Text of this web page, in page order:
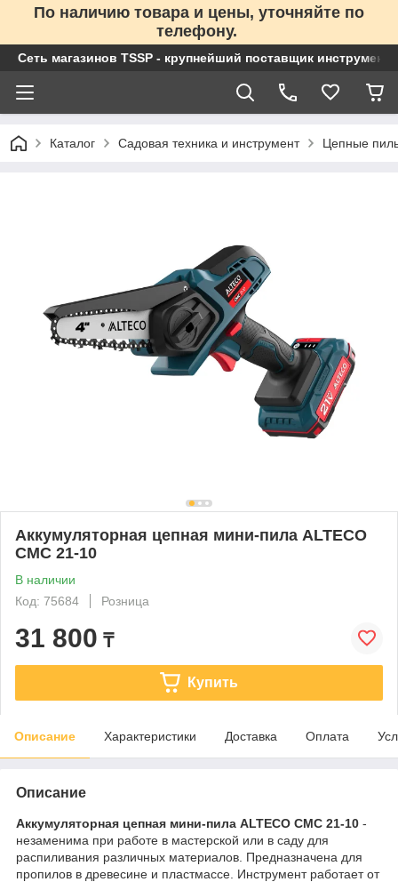
По наличию товара и цены, уточняйте по
телефону.
Сеть магазинов TSSP - крупнейший поставщик
Каталог Садовая техника и инструмент Цепные
Аккумуляторная цепная мини-пила ALTECO
CMC 21-10
В наличии
Код: 75684
Розница
31 800 ₸
Купить
Описание Характеристики Доставка Оплата
Описание
Аккумуляторная цепная мини-пила ALTECO CMC 21-10​ -
незаменима при работе в мастерской или в саду для
распиливания различных материалов. Предназначена для
пропилов в древесине и пластмассе. Инструмент работает от